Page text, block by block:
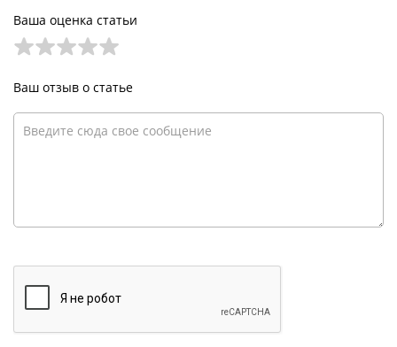
Ваша оценка статьи
Ваш отзыв о статье